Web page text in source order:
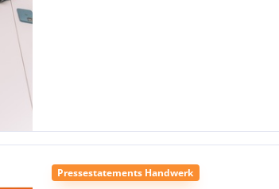
Pressestatements Handwerk